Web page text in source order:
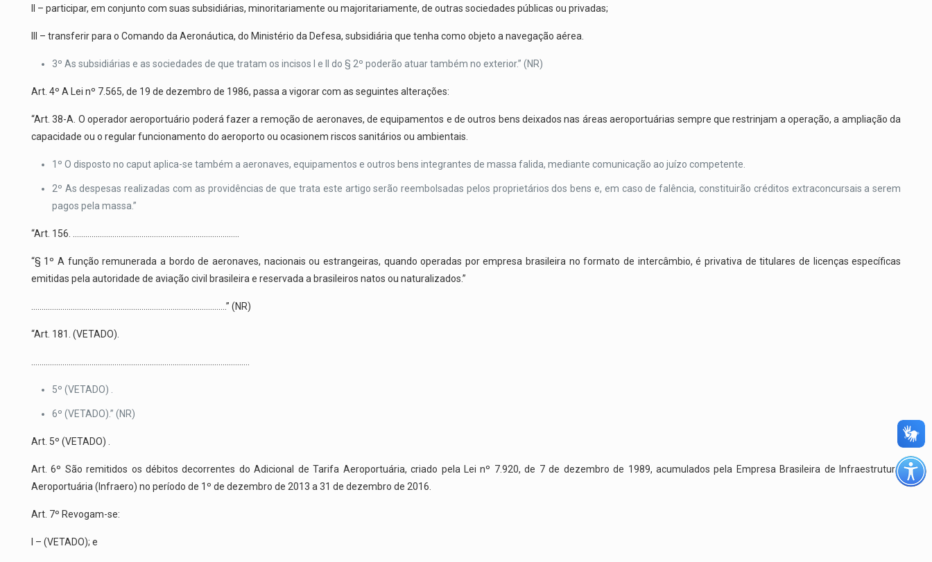
II – participar, em conjunto com suas subsidiárias, minoritariamente ou majoritariamente, de outras sociedades públicas ou privadas;
III – transferir para o Comando da Aeronáutica, do Ministério da Defesa, subsidiária que tenha como objeto a navegação aérea.
3º As subsidiárias e as sociedades de que tratam os incisos I e II do § 2º poderão atuar também no exterior.” (NR)
Art. 4º A Lei nº 7.565, de 19 de dezembro de 1986, passa a vigorar com as seguintes alterações:
“Art. 38-A. O operador aeroportuário poderá fazer a remoção de aeronaves, de equipamentos e de outros bens deixados nas áreas aeroportuárias sempre que restrinjam a operação, a ampliação da
capacidade ou o regular funcionamento do aeroporto ou ocasionem riscos sanitários ou ambientais.
1º O disposto no caput aplica-se também a aeronaves, equipamentos e outros bens integrantes de massa falida, mediante comunicação ao juízo competente.
2º As despesas realizadas com as providências de que trata este artigo serão reembolsadas pelos proprietários dos bens e, em caso de falência, constituirão créditos extraconcursais a serem
pagos pela massa.”
“Art. 156. ……………………………………………………………………..
“§ 1º A função remunerada a bordo de aeronaves, nacionais ou estrangeiras, quando operadas por empresa brasileira no formato de intercâmbio, é privativa de titulares de licenças específicas
emitidas pela autoridade de aviação civil brasileira e reservada a brasileiros natos ou naturalizados.”
………………………………………………………………………………….” (NR)
“Art. 181. (VETADO).
5º (VETADO) .
6º (VETADO).” (NR)
Art. 5º (VETADO) .
Art. 6º São remitidos os débitos decorrentes do Adicional de Tarifa Aeroportuária, criado pela Lei nº 7.920, de 7 de dezembro de 1989, acumulados pela Empresa Brasileira de Infraestrutura
Aeroportuária (Infraero) no período de 1º de dezembro de 2013 a 31 de dezembro de 2016.
Art. 7º Revogam-se:
I – (VETADO); e